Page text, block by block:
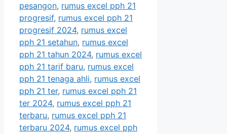
pesangon, rumus excel pph 21
progresif, rumus excel pph 21
progresif 2024, rumus excel
pph 21 setahun, rumus excel
pph 21 tahun 2024, rumus excel
pph 21 tarif baru, rumus excel
pph 21 tenaga ahli, rumus excel
pph 21 ter, rumus excel pph 21
ter 2024, rumus excel pph 21
terbaru, rumus excel pph 21
terbaru 2024, rumus excel pph